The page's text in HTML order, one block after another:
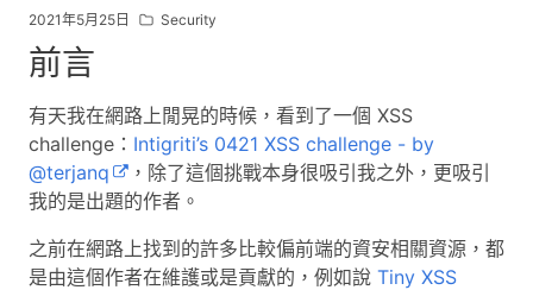
2021年5月25日 Security
前言
有天我在網路上閒晃的時候，看到了一個 XSS
challenge： Intigriti’s 0421 XSS challenge - by
@terjanq
，除了這個挑戰本身很吸引我之外，更吸引
我的是出題的作者。
之前在網路上找到的許多比較偏前端的資安相關資源，都
是由這個作者在維護或是貢獻的，例如說 Tiny XSS